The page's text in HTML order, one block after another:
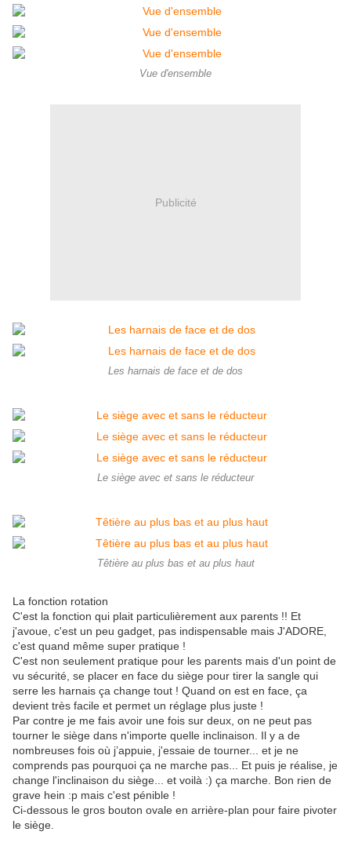
Vue d'ensemble
Publicité
Les harnais de face et de dos
Le siège avec et sans le réducteur
Têtière au plus bas et au plus haut
La fonction rotation
C'est la fonction qui plait particulièrement aux parents !! Et
j'avoue, c'est un peu gadget, pas indispensable mais J'ADORE,
c'est quand même super pratique !
C'est non seulement pratique pour les parents mais d'un point de
vu sécurité, se placer en face du siège pour tirer la sangle qui
serre les harnais ça change tout ! Quand on est en face, ça
devient très facile et permet un réglage plus juste !
Par contre je me fais avoir une fois sur deux, on ne peut pas
tourner le siège dans n'importe quelle inclinaison. Il y a de
nombreuses fois où j’appuie, j'essaie de tourner... et je ne
comprends pas pourquoi ça ne marche pas... Et puis je réalise, je
change l'inclinaison du siège... et voilà :) ça marche. Bon rien de
grave hein :p mais c'est pénible !
Ci-dessous le gros bouton ovale en arrière-plan pour faire pivoter
le siège.